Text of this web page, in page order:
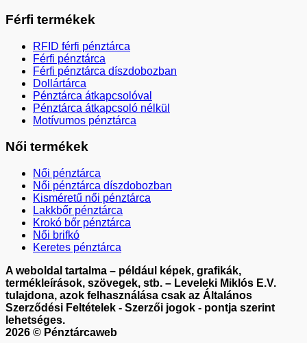
Férfi termékek
RFID férfi pénztárca
Férfi pénztárca
Férfi pénztárca díszdobozban
Dollártárca
Pénztárca átkapcsolóval
Pénztárca átkapcsoló nélkül
Motívumos pénztárca
Női termékek
Női pénztárca
Női pénztárca díszdobozban
Kisméretű női pénztárca
Lakkbőr pénztárca
Krokó bőr pénztárca
Női brifkó
Keretes pénztárca
A weboldal tartalma – például képek, grafikák,
termékleírások, szövegek, stb. – Leveleki Miklós E.V.
tulajdona, azok felhasználása csak az Általános
Szerződési Feltételek - Szerzői jogok - pontja szerint
lehetséges.
2026 © Pénztárcaweb